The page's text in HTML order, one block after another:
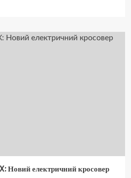
Новий електричний кросовер